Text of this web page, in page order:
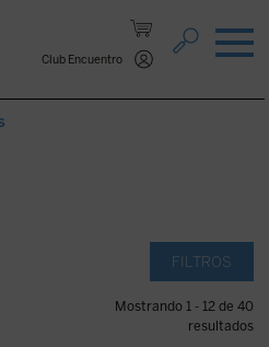
Club Encuentro
FILTROS
Mostrando 1 - 12 de 40
resultados